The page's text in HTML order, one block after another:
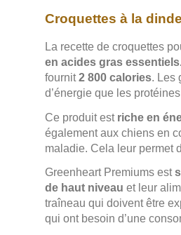
Croquettes à la
La recette de croquettes
en acides gras
fournit2 800 calories. Les
d’énergie que les
Ce produit estriche en
également aux chiens en
maladie. Cela leur permet
Greenheart Premiums est
de haut niveau et leur
traîneau qui doivent être
qui ont besoin d’une